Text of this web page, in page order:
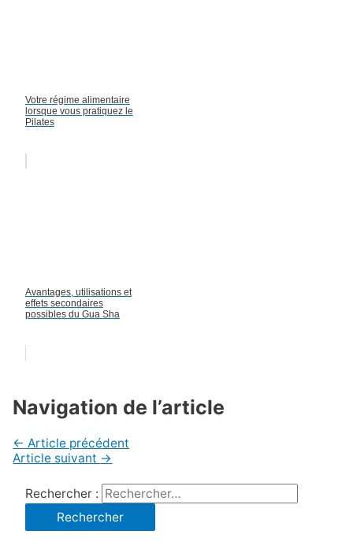
Votre régime alimentaire
lorsque vous pratiquez le
Pilates
Avantages, utilisations et
effets secondaires
possibles du Gua Sha
Navigation de l’article
← Article précédent
Article suivant →
Rechercher :